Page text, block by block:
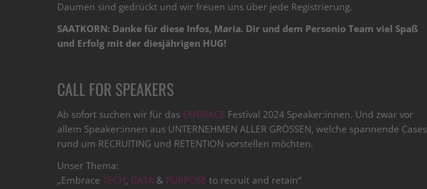
Daumen sind gedrückt und wir freuen uns über jede Registrierung.
SAATKORN: Danke für diese Infos, Maria. Dir und dem Personio Team viel Spaß
und Erfolg mit der diesjährigen HUG!
CALL FOR SPEAKERS
Ab sofort suchen wir für das EMBRACE Festival 2024 Speaker:innen. Und zwar vor
allem Speaker:innen aus UNTERNEHMEN ALLER GRÖSSEN, welche spannende Cases
rund um RECRUITING und RETENTION vorstellen möchten.
Unser Thema:
„Embrace TECH, DATA & PURPOSE to recruit and retain“